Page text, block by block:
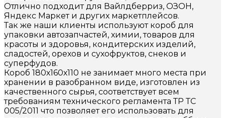
Отлично подходит для Вайлдберриз, ОЗОН,
Яндекс Маркет и других маркетплейсов.
Так же наши клиенты используют короб для
упаковки автозапчастей, химии, товаров для
красоты и здоровья, кондитерских изделий,
сладостей, орехов и сухофруктов, снеков и
суперфудов.
Короб 180х160х110 не занимает много места при
хранении в разобранном виде, изготовлен из
качественного сырья, соответствует всем
требованиям технического регламента ТР ТС
005/2011 что позволяет его использовать для